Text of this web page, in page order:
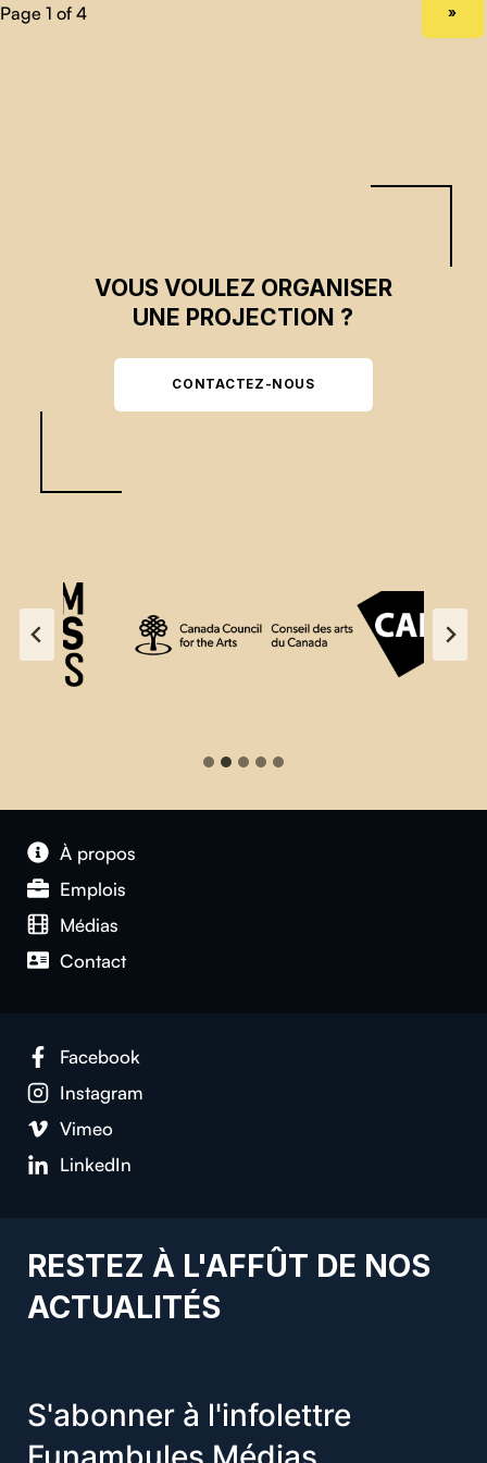
»
VOUS VOULEZ ORGANISER
UNE PROJECTION ?
CONTACTEZ-NOUS
À propos
Emplois
Médias
Contact
Facebook
Instagram
Vimeo
LinkedIn
RESTEZ À L'AFFÛT DE NOS
ACTUALITÉS
S'abonner à l'infolettre